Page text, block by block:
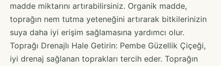
madde miktarını artırabilirsiniz. Organik madde,
toprağın nem tutma yeteneğini artırarak bitkilerinizin
suya daha iyi erişim sağlamasına yardımcı olur.
Toprağı Drenajlı Hale Getirin: Pembe Güzellik Çiçeği,
iyi drenaj sağlanan toprakları tercih eder. Toprağın